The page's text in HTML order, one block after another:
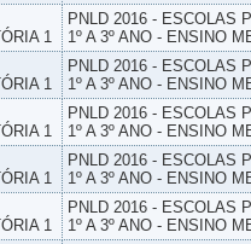
1
PNLD 2016 - ESCOLAS
1º A 3º ANO - ENSINO
1
PNLD 2016 - ESCOLAS
1º A 3º ANO - ENSINO
1
PNLD 2016 - ESCOLAS
1º A 3º ANO - ENSINO
1
PNLD 2016 - ESCOLAS
1º A 3º ANO - ENSINO
1
PNLD 2016 - ESCOLAS
1º A 3º ANO - ENSINO